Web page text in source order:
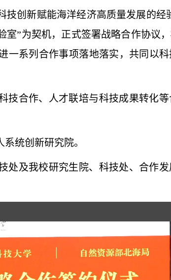
技创新赋能海洋经济高质量发展的
”为契机，正式签署战略合作协议
一系列合作事项落地落实，共同以
技合作、人才联培与科技成果转化
统创新研究院。
处及我校研究生院、科技处、合作